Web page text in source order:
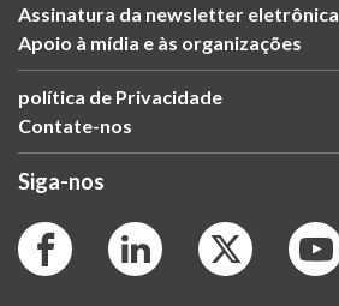
Assinatura da newsletter eletrônica
Apoio à mídia e às organizações
política de Privacidade
Contate-nos
Siga-nos